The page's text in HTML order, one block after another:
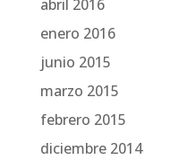
abril 2016
enero 2016
junio 2015
marzo 2015
febrero 2015
diciembre 2014